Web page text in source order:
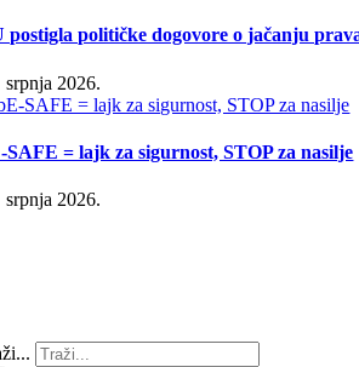
postigla političke dogovore o jačanju
srpnja 2026.
SAFE = lajk za sigurnost, STOP za nasilje
srpnja 2026.